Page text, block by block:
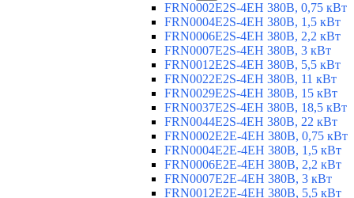
FRN0002E2S-4EH 380В, 0,75 кВт
FRN0004E2S-4EH 380В, 1,5 кВт
FRN0006E2S-4EH 380В, 2,2 кВт
FRN0007E2S-4EH 380В, 3 кВт
FRN0012E2S-4EH 380В, 5,5 кВт
FRN0022E2S-4EH 380В, 11 кВт
FRN0029E2S-4EH 380В, 15 кВт
FRN0037E2S-4EH 380В, 18,5 кВт
FRN0044E2S-4EH 380В, 22 кВт
FRN0002E2E-4EH 380В, 0,75 кВт
FRN0004E2E-4EH 380В, 1,5 кВт
FRN0006E2E-4EH 380В, 2,2 кВт
FRN0007E2E-4EH 380В, 3 кВт
FRN0012E2E-4EH 380В, 5,5 кВт